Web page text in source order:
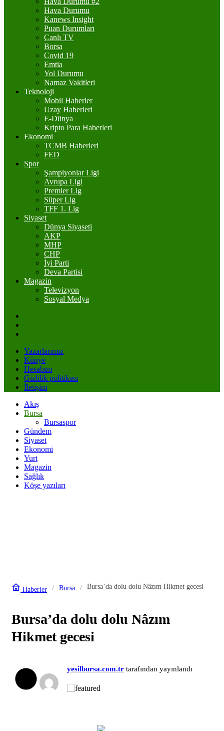
Hava Durumu
Kanews Insight
Puan Durumları
Canlı TV
Borsa
Covid 19
Emtia
Yol Durumu
Namaz Vakitleri
Teknoloji
Mobil Haberler
Uzay Haberleri
E-Dünya
Kripto Para Haberleri
Ekonomi
TCMB Haberleri
FED
Spor
Şampiyonlar Ligi
Avrupa Ligi
Premier Lig
Süper Lig
TFF 1. Lig
Siyaset
Dünya Siyaseti
AKP
MHP
CHP
İyi Parti
Deva Partisi
Magazin
Televizyon
Sosyal Medya
Yazarlarımız
Künye
Hesabım
Gizlilik politikası
İletişim
Akış
Bursa
Bursaspor
Gündem
Siyaset
Ekonomi
Yurt
Magazin
Sağlık
Köşe yazıları
Haberler Bursa Bursa’da dolu dolu Nâzım Hikmet gecesi
Bursa’da dolu dolu Nâzım
Hikmet gecesi
yesilbursa.com.tr tarafından yayınlandı